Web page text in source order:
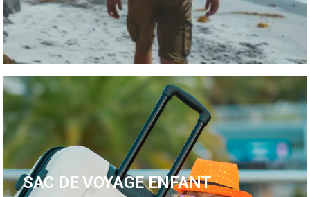
SAC DE VOYAGE ENFANT